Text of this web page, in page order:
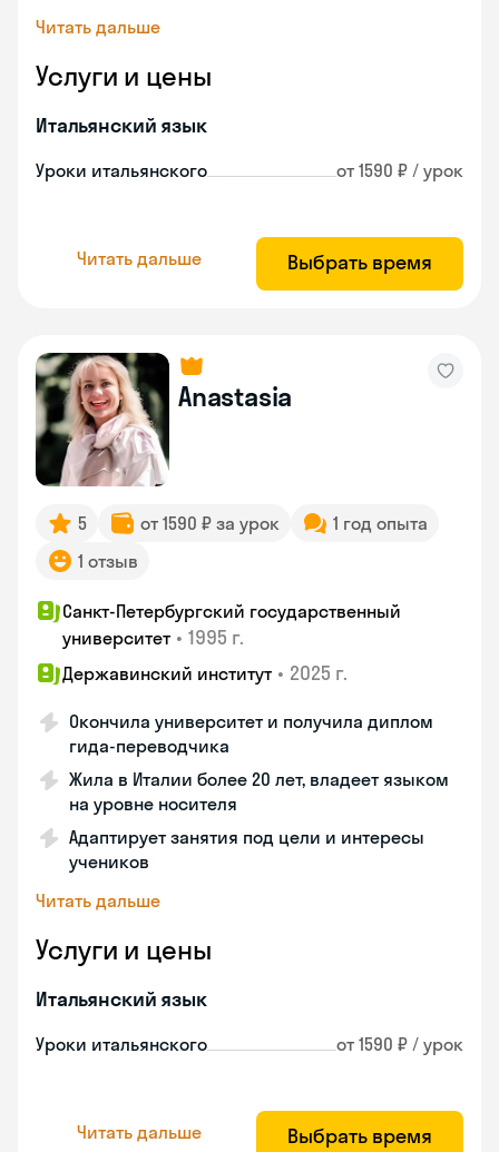
Читать дальше
Услуги и цены
Итальянский язык
Уроки итальянского от 1590 ₽ / урок
Читать дальше Выбрать время
Anastasia
5 от 1590 ₽ за урок
1 год опыта
1 отзыв
Санкт-Петербургский государственный
университет • 1995 г.
Державинский институт • 2025 г.
Окончила университет и получила диплом
гида-переводчика
Жила в Италии более 20 лет, владеет языком
на уровне носителя
Адаптирует занятия под цели и интересы
учеников
Читать дальше
Услуги и цены
Итальянский язык
Уроки итальянского от 1590 ₽ / урок
Читать дальше Выбрать время